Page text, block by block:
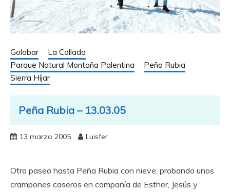
Golobar
La Collada
Parque Natural Montaña Palentina
Peña Rubia
Sierra Híjar
Peña Rubia – 13.03.05
13 marzo 2005 Luisfer
Otro paseo hasta Peña Rubia con nieve, probando unos
crampones caseros en compañía de Esther, Jesús y